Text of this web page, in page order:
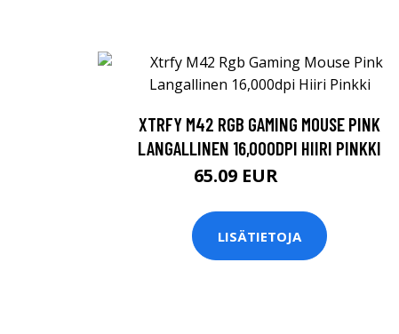
XTRFY M42 RGB GAMING MOUSE PINK
LANGALLINEN 16,000DPI HIIRI PINKKI
65.09 EUR
LISÄTIETOJA